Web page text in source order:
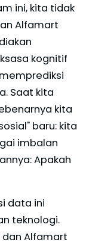
ini, kita tidak
Alfamart
kognitif
Saat kita
kita
baru: kita
imbalan
Apakah
data ini
teknologi.
Alfamart